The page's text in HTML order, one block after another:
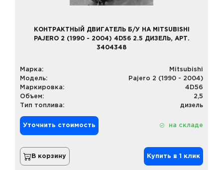
КОНТРАКТНЫЙ ДВИГАТЕЛЬ Б/У НА MITSUBISHI
PAJERO 2 (1990 - 2004) 4D56 2.5 ДИЗЕЛЬ, АРТ.
3404348
Марка:
Mitsubishi
Модель:
Pajero 2 (1990 - 2004)
Маркировка:
4D56
Объем:
2,5
Тип топлива:
дизель
Уточнить стоимость на складе
В корзину Купить в 1 клик